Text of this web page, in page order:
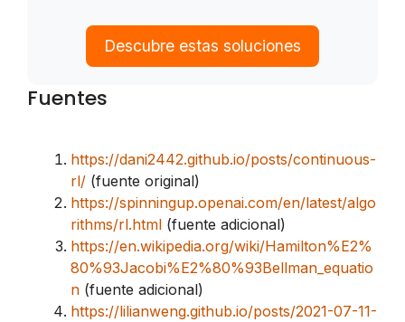
Descubre estas soluciones
Fuentes
https://dani2442.github.io/posts/continuous-
rl/ (fuente original)
https://spinningup.openai.com/en/latest/algo
rithms/rl.html (fuente adicional)
https://en.wikipedia.org/wiki/Hamilton%E2%
80%93Jacobi%E2%80%93Bellman_equatio
n (fuente adicional)
https://lilianweng.github.io/posts/2021-07-11-